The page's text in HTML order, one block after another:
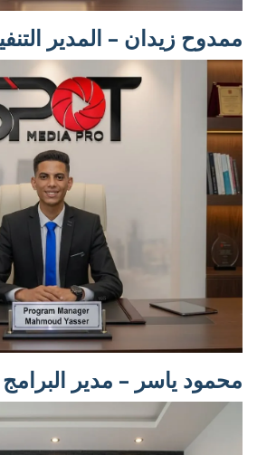
ممدوح زيدان – المدير
محمود ياسر – مدير البرامج